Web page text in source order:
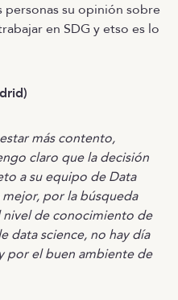
su opinión sobre
en SDG y etso es lo
más contento,
claro que la decisión
a su equipo de Data
por la búsqueda
nivel de conocimiento de
data science, no hay día
por el buen ambiente de